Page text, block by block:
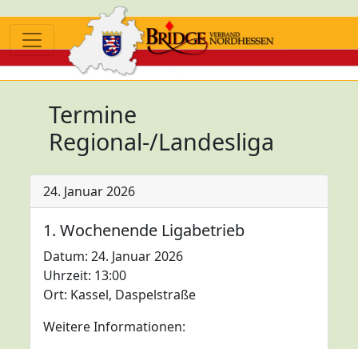
Termine
Regional-/Landesliga
24. Januar 2026
1. Wochenende Ligabetrieb
Datum: 24. Januar 2026
Uhrzeit: 13:00
Ort: Kassel, Daspelstraße
Weitere Informationen: